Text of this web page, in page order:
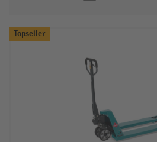
Topseller